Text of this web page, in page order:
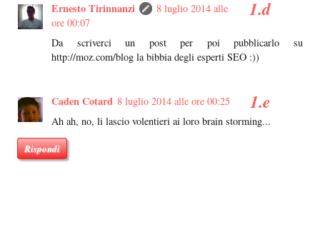
Ernesto Tirinnanzi
8 luglio 2014 alle
ore 00:07
Da scriverci un post per poi pubblicarlo su
http://moz.com/blog la bibbia degli esperti SEO :))
Caden Cotard 8 luglio 2014 alle ore 00:25
Ah ah, no, li lascio volentieri ai loro brain storming...
Rispondi